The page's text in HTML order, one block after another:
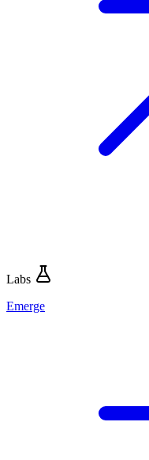
Labs
Emerge